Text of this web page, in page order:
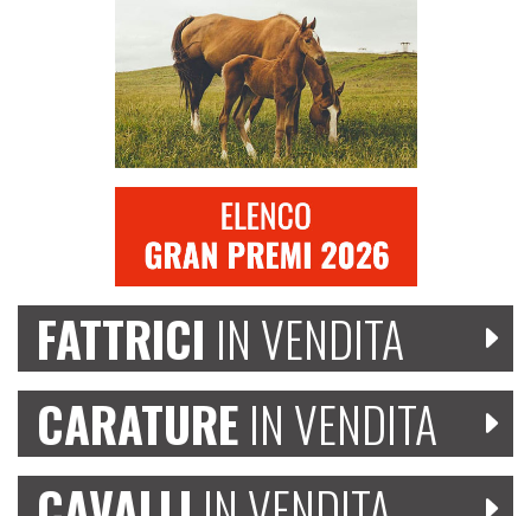
FATTRICI IN VENDITA
CARATURE IN VENDITA